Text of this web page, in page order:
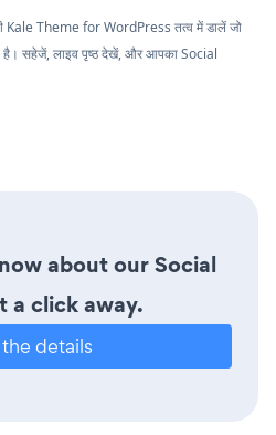
Kale Theme for WordPress तत्व में डालें जो
है। सहेजें, लाइव पृष्ठ देखें, और आपका Social
about our Social
a click away.
details